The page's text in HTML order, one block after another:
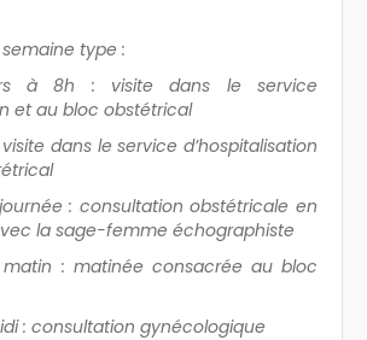
type :
à 8h : visite dans le service
et au bloc obstétrical
dans le service d’hospitalisation
: consultation obstétricale en
la sage-femme échographiste
: matinée consacrée au bloc
: consultation gynécologique